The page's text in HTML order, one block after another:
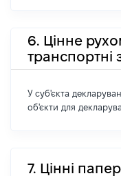
6. Цінне
транспортні
У суб'єкта
об'єкти для
7. Цінні